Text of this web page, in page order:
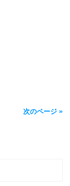
次のページ »